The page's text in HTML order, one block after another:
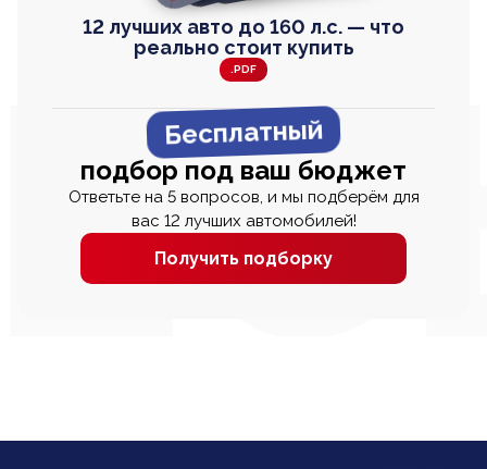
12 лучших авто до 160 л.с. — что
реально стоит купить
.PDF
Бесплатный
подбор под ваш бюджет
Ответьте на 5 вопросов, и мы подберём для
вас 12 лучших автомобилей!
Получить подборку